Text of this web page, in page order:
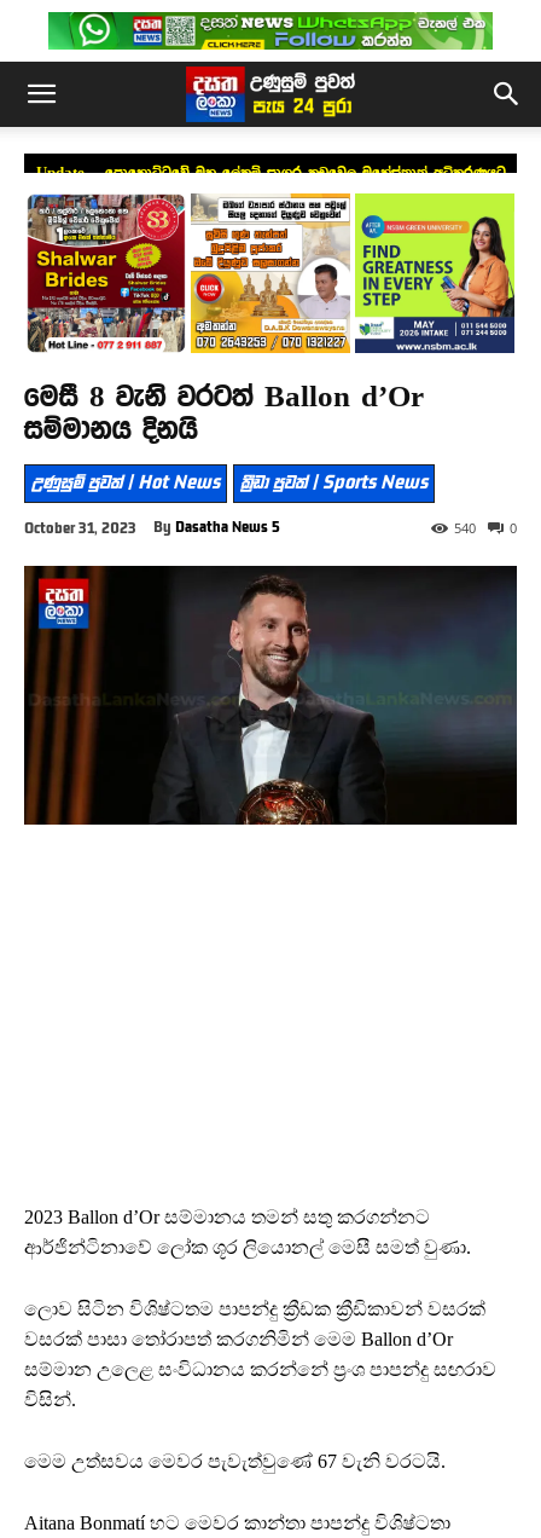
Update – පොහොට්ටුවේ මහ ලේකම් සාගර කඩුවෙල මහේස්ත්‍රාත් අධිකරණයට
ඉදිරිපත් කෙරේ (වීඩියෝ)
මෙසී 8 වැනි වරටත් Ballon d’Or
සම්මානය දිනයි
උණුසුම් පුවත් | Hot News ක්‍රීඩා පුවත් | Sports News
October 31, 2023 By Dasatha News 5 0
540
2023 Ballon d’Or සම්මානය තමන් සතු කරගන්නට
ආර්ජින්ටිනාවේ ලෝක ශූර ලියොනල් මෙසී සමත් වුණා.
ලොව සිටින විශිෂ්ටතම පාපන්දු ක්‍රීඩක ක්‍රීඩිකාවන් වසරක්
වසරක් පාසා තෝරාපත් කරගනිමින් මෙම Ballon d’Or
සම්මාන උලෙළ සංවිධානය කරන්නේ ප්‍රංශ පාපන්දු සඟරාව
විසින්.
මෙම උත්සවය මෙවර පැවැත්වුණේ 67 වැනි වරටයි.
Aitana Bonmatí හට මෙවර කාන්තා පාපන්දු විශිෂ්ටතා